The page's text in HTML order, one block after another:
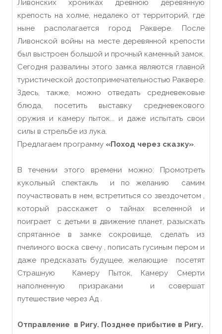
Ливонских хрониках древнюю деревянную
крепость на холме, недалеко от территорий, где
ныне располагается город Раквере. После
Ливонской войны на месте деревянной крепости
был выстроен большой и прочный каменный замок.
Сегодня развалины этого замка являются главной
туристической достопримечательностью Раквере.
Здесь, также, можно отведать средневековые
блюда, посетить выставку средневекового
оружия и камеру пыток... и даже испытать свои
силы в стрельбе из лука.
Предлагаем программу «Поход через сказку».
В течении этого времени можно: Промотреть
кукольный спектакль и по желанию самим
поучаствовать в нем, встретиться со звездочетом ,
который расскажет о тайнах вселенной и
поиграет с детьми в движение планет, разыскать
спрятанное в замке сокровище, сделать из
пчелиного воска свечу , пописать гусиным пером и
даже предсказать будущее, желающие посетят
Страшную Камеру Пыток, Камеру Смерти
наполненную призраками и совершат
путешествие через Ад .
Отправление в Ригу. Позднее прибытие в Ригу.